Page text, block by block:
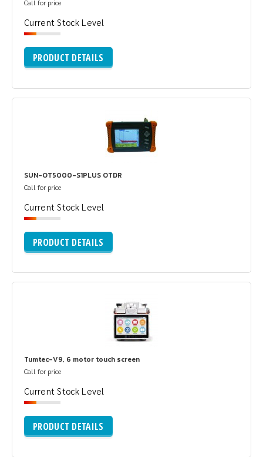
Call for price
Current Stock Level
PRODUCT DETAILS
SUN-OT5000-S1PLUS OTDR
Call for price
Current Stock Level
PRODUCT DETAILS
Tumtec-V9, 6 motor touch screen
Call for price
Current Stock Level
PRODUCT DETAILS